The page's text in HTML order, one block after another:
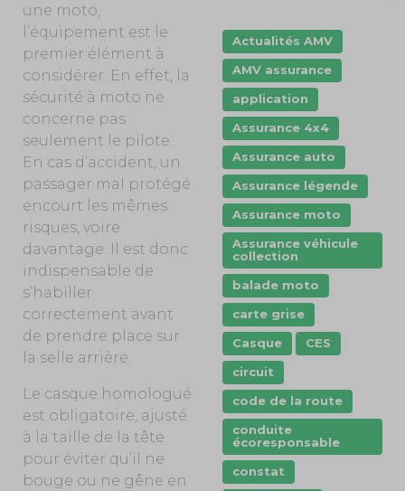
une moto,
l’équipement est le
premier élément à
considérer. En effet, la
sécurité à moto ne
concerne pas
seulement le pilote.
En cas d’accident, un
passager mal protégé
encourt les mêmes
risques, voire
davantage. Il est donc
indispensable de
s’habiller
correctement avant
de prendre place sur
la selle arrière.
Le casque homologué
est obligatoire, ajusté
à la taille de la tête
pour éviter qu’il ne
bouge ou ne gêne en
Actualités AMV
AMV assurance
application
Assurance 4x4
Assurance auto
Assurance légende
Assurance moto
Assurance véhicule
collection
balade moto
carte grise
Casque
CES
circuit
code de la route
conduite
écoresponsable
constat